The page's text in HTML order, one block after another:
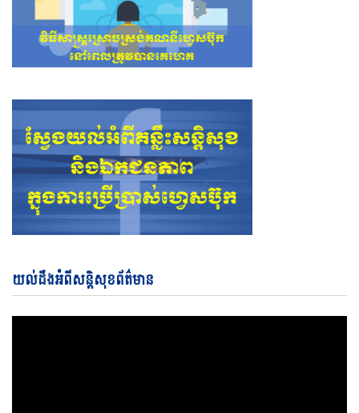
យល់ដឹងអំពីសន្តិសុខព័ត៌មាន